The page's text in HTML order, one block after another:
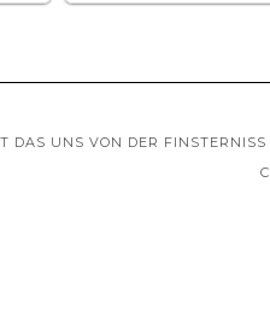
DAS UNS VON DER